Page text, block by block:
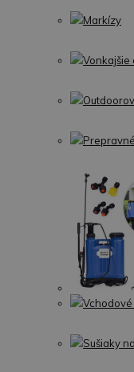
Markízy
Vonkajšie
Sušiaky